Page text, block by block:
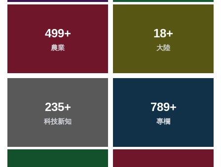
499+
農業
18+
大陸
235+
科技新知
789+
專欄